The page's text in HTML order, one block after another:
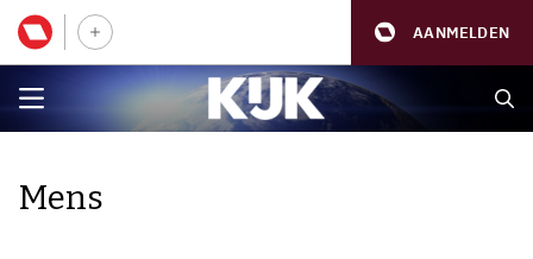
AANMELDEN
Mens